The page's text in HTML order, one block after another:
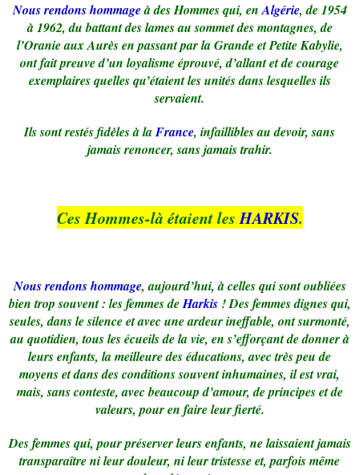
Nous rendons hommageà des Hommes qui, enAlgérie, de 1954
à 1962, du battant des lames au sommet des montagnes, de
l’Oranie aux Aurès en passant par la Grande et Petite Kabylie,
ont fait preuve d’un loyalisme éprouvé, d’allant et de courage
exemplaires quelles qu’étaient les unités dans lesquelles ils
servaient.
Ils sont restés fidèles à laFrance, infaillibles au devoir, sans
jamais renoncer, sans jamais trahir.
Ces Hommes-là étaient lesHARKIS.
Nous rendons hommage, aujourd’hui, à celles qui sont oubliées
bien trop souvent : les femmes deHarkis! Des femmes dignes qui,
seules, dans le silence et avec une ardeur ineffable, ont surmonté,
au quotidien, tous les écueils de la vie, en s’efforçant de donner à
leurs enfants, la meilleure des éducations, avec très peu de
moyens et dans des conditions souvent inhumaines, il est vrai,
mais, sans conteste, avec beaucoup d’amour, de principes et de
valeurs, pour en faire leur fierté.
Des femmes qui, pour préserver leurs enfants, ne laissaient jamais
transparaître ni leur douleur, ni leur tristesse et, parfois même